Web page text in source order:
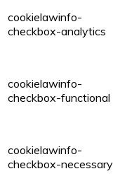
cookielawinfo-
checkbox-analytics
cookielawinfo-
checkbox-functional
cookielawinfo-
checkbox-necessary